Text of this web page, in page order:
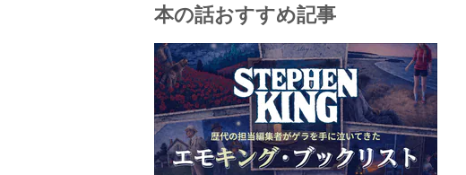
本の話おすすめ記事